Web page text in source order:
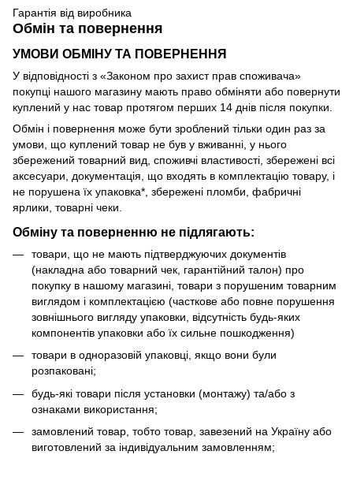
Гарантія від виробника
Обмін та повернення
УМОВИ ОБМІНУ ТА ПОВЕРНЕННЯ
У відповідності з «Законом про захист прав споживача»
покупці нашого магазину мають право обміняти або повернути
куплений у нас товар протягом перших 14 днів після покупки.
Обмін і повернення може бути зроблений тільки один раз за
умови, що куплений товар не був у вживанні, у нього
збережений товарний вид, споживчі властивості, збережені всі
аксесуари, документація, що входять в комплектацію товару, і
не порушена їх упаковка*, збережені пломби, фабричні
ярлики, товарні чеки.
Обміну та поверненню не підлягають:
товари, що не мають підтверджуючих документів
(накладна або товарний чек, гарантійний талон) про
покупку в нашому магазині, товари з порушеним товарним
виглядом і комплектацією (часткове або повне порушення
зовнішнього вигляду упаковки, відсутність будь-яких
компонентів упаковки або їх сильне пошкодження)
товари в одноразовій упаковці, якщо вони були
розпаковані;
будь-які товари після установки (монтажу) та/або з
ознаками використання;
замовлений товар, тобто товар, завезений на Україну або
виготовлений за індивідуальним замовленням;